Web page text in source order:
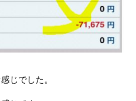
じでした。